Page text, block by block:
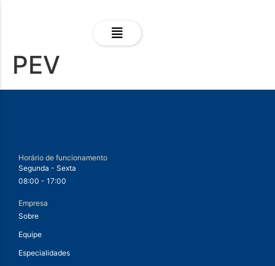
PEV
Horário de funcionamento
Segunda - Sexta
08:00 - 17:00
Empresa
Sobre
Equipe
Especialidades